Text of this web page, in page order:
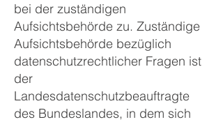
bei der zuständigen
Aufsichtsbehörde zu. Zuständige
Aufsichtsbehörde bezüglich
datenschutzrechtlicher Fragen ist
der
Landesdatenschutzbeauftragte
des Bundeslandes, in dem sich